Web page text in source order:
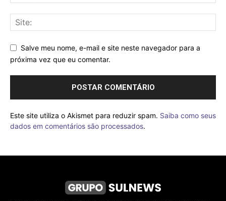
Salve meu nome, e-mail e site neste navegador para a
próxima vez que eu comentar.
Este site utiliza o Akismet para reduzir spam. Saiba como seus
dados em comentários são processados.